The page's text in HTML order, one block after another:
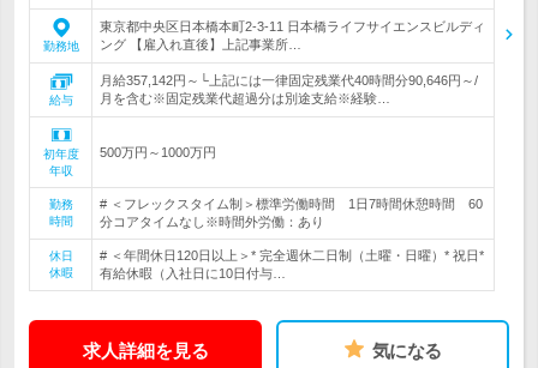
勤務地
東京都中央区日本橋本町2-3-11 日本橋ライフサイエンスビルディ
ング 【雇入れ直後】上記事業所…
給与
月給357,142円～└上記には一律固定残業代40時間分90,646円～/
月を含む※固定残業代超過分は別途支給※経験…
初年度
年収
500万円～1000万円
勤務
時間
# ＜フレックスタイム制＞標準労働時間 1日7時間休憩時間 60
分コアタイムなし※時間外労働：あり
休日
休暇
# ＜年間休日120日以上＞* 完全週休二日制（土曜・日曜）* 祝日*
有給休暇（入社日に10日付与…
求人詳細を見る 気になる